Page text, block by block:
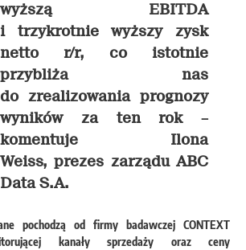
wyższą EBITDA
i trzykrotnie wyższy zysk
netto r/r, co istotnie
przybliża nas
do zrealizowania prognozy
wyników za ten rok –
komentuje Ilona
Weiss, prezes zarządu ABC
Data S.A.
pochodzą od firmy badawczej CONTEXT
kanały sprzedaży oraz ceny